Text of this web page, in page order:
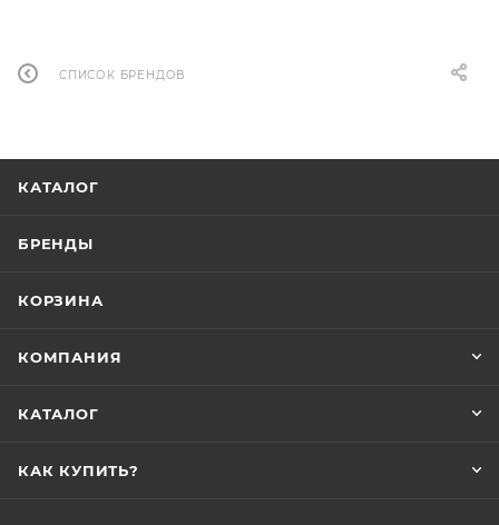
СПИСОК БРЕНДОВ
КАТАЛОГ
БРЕНДЫ
КОРЗИНА
КОМПАНИЯ
КАТАЛОГ
КАК КУПИТЬ?